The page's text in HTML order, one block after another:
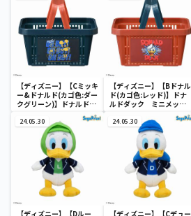
【ディズニー】【Cミッキ
ー&ドナルド(カゴ色:ダー
クグリーン)】ドナルドダ
ック ミニメッシュカゴ
【ディズニー】【Bドナル
ド(カゴ色:レッド)】ドナ
ルドダック ミニメッシ
24.05.30
【ディズニー】【Dルー
24.05.30
【ディズニー】【Cデュー